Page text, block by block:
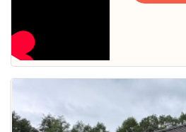
waarschijnlijk
al verhuurd